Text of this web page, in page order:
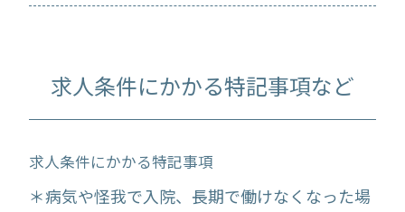
求人条件にかかる特記事項など
求人条件にかかる特記事項
＊病気や怪我で入院、長期で働けなくなった場